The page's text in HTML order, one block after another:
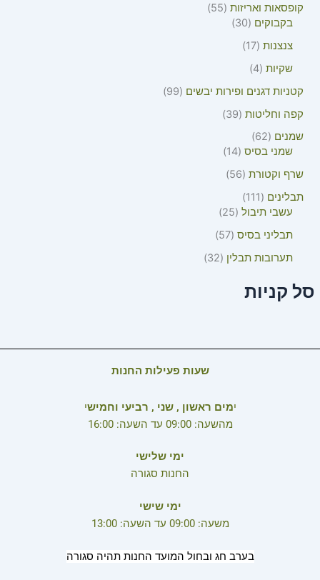
קופסאות ואריזות 55
בקבוקים
30
צנצנות 17
שקיות 4
קטניות דגנים ופירות יבשים
99
קפה וחליטות 39
שמנים
62
שמני בסיס 14
שרף וקטורת 56
תבלינים
111
עשבי תיבול 25
תבליני בסיס 57
תערובות תבלין
32
סל קניות
שעות פעילות החנות
ימים ראשון , שני , רביעי וחמישי
מהשעה: 09:00 עד השעה: 16:00
ימי שלישי
החנות סגורה
ימי שישי
משעה: 09:00 עד השעה: 13:00
בערב חג ובחול המועד החנות תהיה סגורה